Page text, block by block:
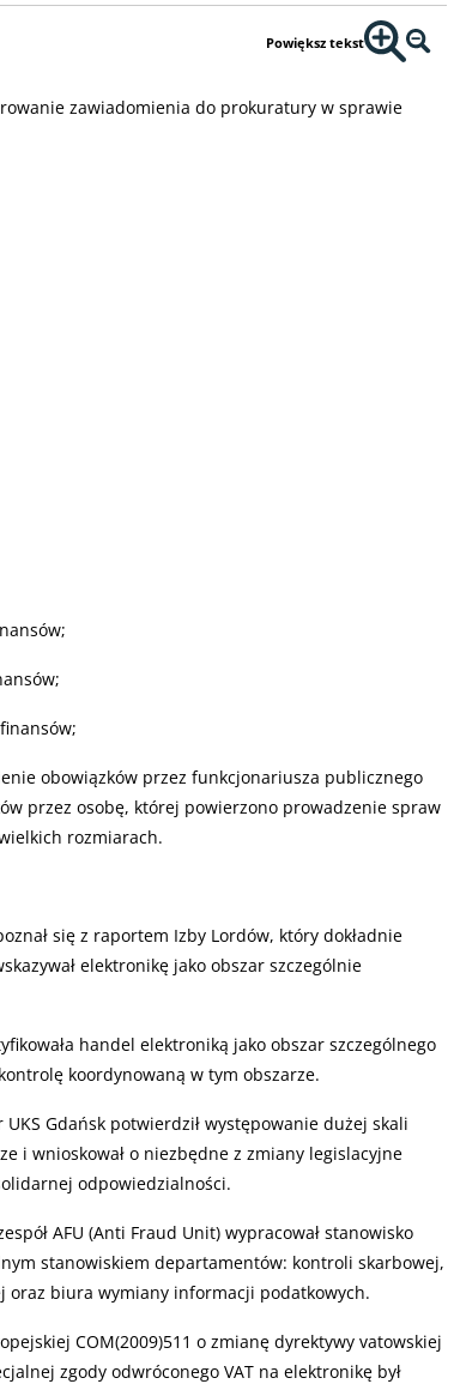
Powiększ tekst
zawiadomienia do prokuratury w sprawie
obowiązków przez funkcjonariusza publicznego
przez osobę, której powierzono prowadzenie spraw
rozmiarach.
się z raportem Izby Lordów, który dokładnie
elektronikę jako obszar szczególnie
handel elektroniką jako obszar szczególnego
koordynowaną w tym obszarze.
Gdańsk potwierdził występowanie dużej skali
i wnioskował o niezbędne z zmiany legislacyjne
odpowiedzialności.
AFU (Anti Fraud Unit) wypracował stanowisko
stanowiskiem departamentów: kontroli skarbowej,
biura wymiany informacji podatkowych.
COM(2009)511 o zmianę dyrektywy vatowskiej
zgody odwróconego VAT na elektronikę był